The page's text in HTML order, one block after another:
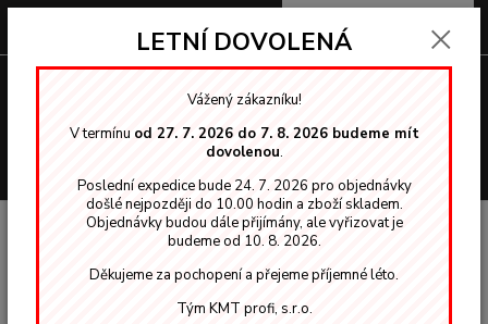
0,00 Kč
O NÁS GDPR
LETNÍ DOVOLENÁ
Vážený zákazníku!
V termínu od 27. 7. 2026 do 7. 8. 2026 budeme mít
dovolenou.
Poslední expedice bude 24. 7. 2026 pro objednávky
došlé nejpozději do 10.00 hodin a zboží skladem.
Objednávky budou dále přijímány, ale vyřizovat je
budeme od 10. 8. 2026.
Děkujeme za pochopení a přejeme příjemné léto.
Tým KMT profi, s.r.o.